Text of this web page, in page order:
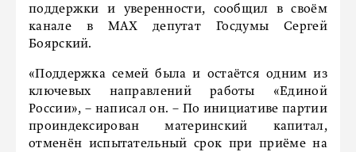
поддержки и уверенности, сообщил в своём
канале в MAX депутат Госдумы Сергей
Боярский.
«Поддержка семей была и остаётся одним из
ключевых направлений работы «Единой
России», – написал он. – По инициативе партии
проиндексирован материнский капитал,
отменён испытательный срок при приёме на